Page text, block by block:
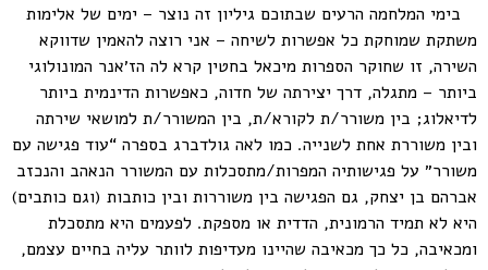
בימי המלחמה הרעים שבתוכם גיליון זה נוצר – ימים של אלימות
משתקת שמוחקת כל אפשרות לשיחה – אני רוצה להאמין שדווקא
השירה, זו שחוקר הספרות מיכאל בחטין קרא לה הז׳אנר המונולוגי
ביותר – מתגלה, דרך יצירתה של חדוה, כאפשרות הדינמית ביותר
לדיאלוג; בין משורר/ת לקורא/ת, בין המשורר/ת למושאי שירתה
ובין משוררת אחת לשנייה. כמו לאה גולדברג בספרה “עוד פגישה עם
משורר״ על פגישותיה המפרות/מתסכלות עם המשורר הנאהב והנכזב
אברהם בן יצחק, גם הפגישה בין משוררות ובין כותבות (וגם כותבים)
היא לא תמיד הרמונית, הדדית או מספקת. לפעמים היא מתסכלת
ומכאיבה, כל כך מכאיבה שהיינו מעדיפות לוותר עליה בחיים עצמם,